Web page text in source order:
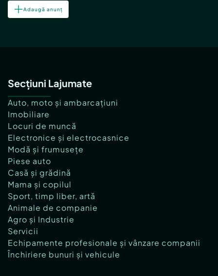
Adaugă anunț
Secțiuni Lajumate
Auto, moto și ambarcațiuni
Imobiliare
Locuri de muncă
Electronice și electrocasnice
Modă și frumusețe
Piese auto
Casă și grădină
Mama și copilul
Sport, timp liber, artă
Animale de companie
Agro și Industrie
Servicii
Echipamente profesionale și vânzare companii
Închiriere bunuri și vehicule